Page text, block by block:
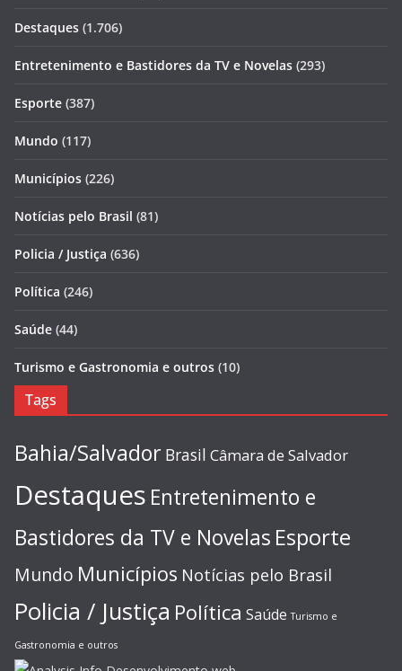
Destaques (1.706)
Entretenimento e Bastidores da TV e Novelas (293)
Esporte (387)
Mundo (117)
Municípios (226)
Notícias pelo Brasil (81)
Policia / Justiça (636)
Política (246)
Saúde (44)
Turismo e Gastronomia e outros (10)
Tags
Bahia/Salvador Brasil Câmara de Salvador
Destaques Entretenimento e
Bastidores da TV e Novelas Esporte
Mundo Municípios Notícias pelo Brasil
Policia / Justiça Política Saúde Turismo e
Gastronomia e outros